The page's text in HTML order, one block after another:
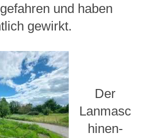
und haben
gewirkt.
Der
Lanmasc
hinen-